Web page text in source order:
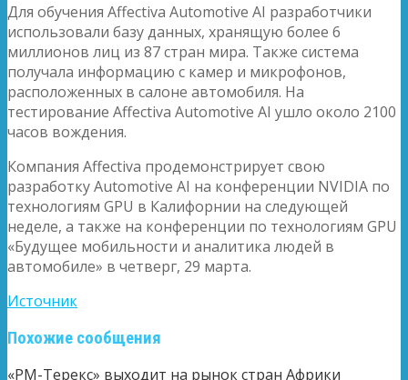
Для обучения Affectiva Automotive AI разработчики
использовали базу данных, хранящую более 6
миллионов лиц из 87 стран мира. Также система
получала информацию с камер и микрофонов,
расположенных в салоне автомобиля. На
тестирование Affectiva Automotive AI ушло около 2100
часов вождения.
Компания Affectiva продемонстрирует свою
разработку Automotive AI на конференции NVIDIA по
технологиям GPU в Калифорнии на следующей
неделе, а также на конференции по технологиям GPU
«Будущее мобильности и аналитика людей в
автомобиле» в четверг, 29 марта.
Источник
Похожие сообщения
«РМ-Терекс» выходит на рынок стран Африки